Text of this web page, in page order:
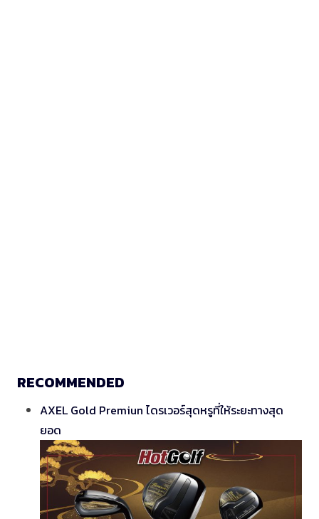
RECOMMENDED
AXEL Gold Premiun ไดรเวอร์สุดหรูที่ให้ระยะทางสุด
ยอด